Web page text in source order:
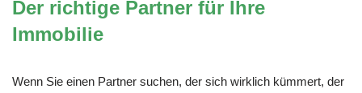
Der richtige Partner für Ihre
Immobilie
Wenn Sie einen Partner suchen, der sich wirklich kümmert, der